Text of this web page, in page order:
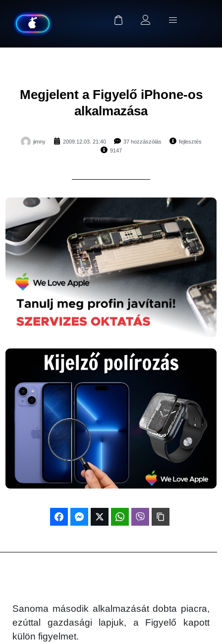
Megjelent a Figyelő iPhone-os
alkalmazása
jimny 2009.12.03. 21:40 37 hozzászólás
fejlesztés
9147
Sanoma második alkalmazását dobta piacra,
ezúttal gazdasági lapjuk, a Figyelő kapott
külön figyelmet.